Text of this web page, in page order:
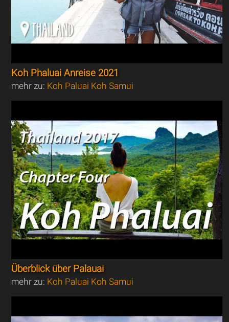
Koh Phaluai Anreise 2021
mehr zu: Koh Paluai Koh Samui
Überblick über Palauai
mehr zu: Koh Paluai Koh Samui